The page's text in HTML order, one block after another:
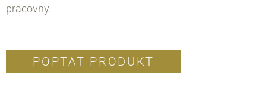
pracovny.
POPTAT PRODUKT